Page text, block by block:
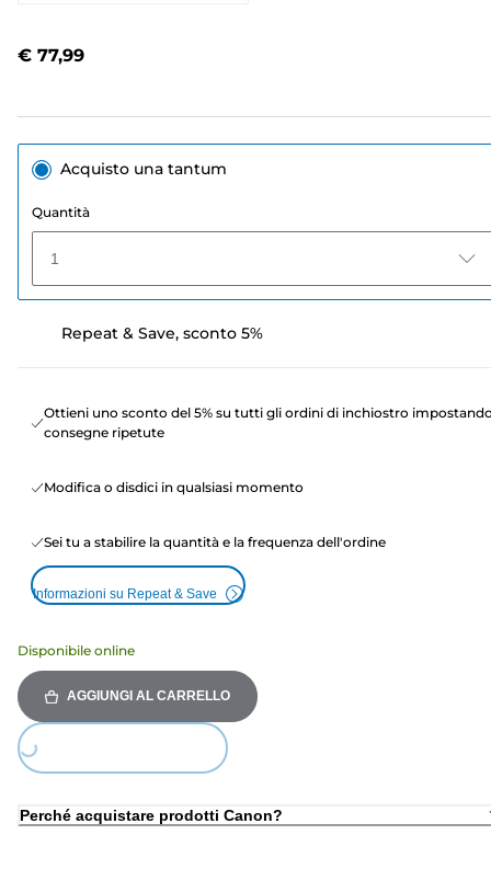
€ 77,99
Acquisto una tantum
Quantità
1
Repeat & Save, sconto 5%
Ottieni uno sconto del 5% su tutti gli ordini di inchiostro
consegne ripetute
Modifica o disdici in qualsiasi momento
Sei tu a stabilire la quantità e la frequenza dell'ordine
Informazioni su Repeat & Save
Disponibile online
AGGIUNGI AL CARRELLO
Perché acquistare prodotti Canon?